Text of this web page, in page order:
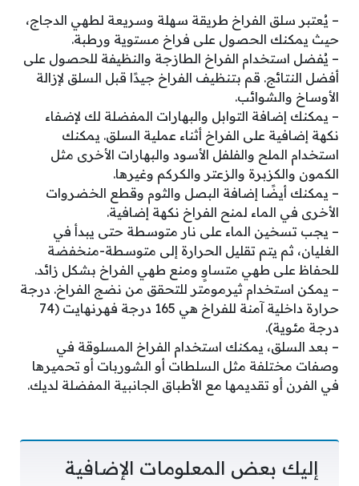
– يُعتبر سلق الفراخ طريقة سهلة وسريعة لطهي الدجاج،
حيث يمكنك الحصول على فراخ مستوية ورطبة.
– يُفضل استخدام الفراخ الطازجة والنظيفة للحصول على
أفضل النتائج. قم بتنظيف الفراخ جيدًا قبل السلق لإزالة
الأوساخ والشوائب.
– يمكنك إضافة التوابل والبهارات المفضلة لك لإضفاء
نكهة إضافية على الفراخ أثناء عملية السلق. يمكنك
استخدام الملح والفلفل الأسود والبهارات الأخرى مثل
الكمون والكزبرة والزعتر والكركم وغيرها.
– يمكنك أيضًا إضافة البصل والثوم وقطع الخضروات
الأخرى في الماء لمنح الفراخ نكهة إضافية.
– يجب تسخين الماء على نار متوسطة حتى يبدأ في
الغليان، ثم يتم تقليل الحرارة إلى متوسطة-منخفضة
للحفاظ على طهي متساوٍ ومنع طهي الفراخ بشكل زائد.
– يمكن استخدام ثيرمومتر للتحقق من نضج الفراخ. درجة
حرارة داخلية آمنة للفراخ هي 165 درجة فهرنهايت (74
درجة مئوية).
– بعد السلق، يمكنك استخدام الفراخ المسلوقة في
وصفات مختلفة مثل السلطات أو الشوربات أو تحميرها
في الفرن أو تقديمها مع الأطباق الجانبية المفضلة لديك.
إليك بعض المعلومات الإضافية